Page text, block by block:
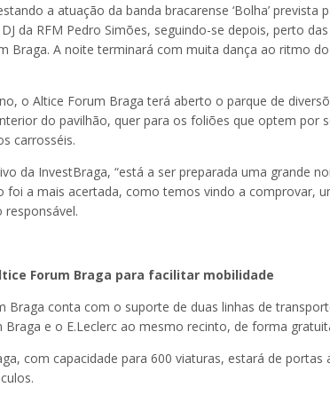
a atuação da banda bracarense ‘Bolha’ prevista
da RFM Pedro Simões, seguindo-se depois, perto
Braga. A noite terminará com muita dança ao ritmo do
o Altice Forum Braga terá aberto o parque de
do pavilhão, quer para os foliões que optem por
carrosséis.
da InvestBraga, “está a ser preparada uma grande
foi a mais acertada, como temos vindo a comprovar,
responsável.
Forum Braga para facilitar mobilidade
Braga conta com o suporte de duas linhas de
e o E.Leclerc ao mesmo recinto, de forma
com capacidade para 600 viaturas, estará de portas